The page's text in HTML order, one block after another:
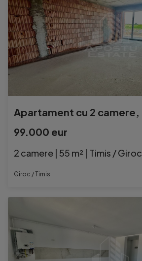
99.000 eur
2 camere | 55 m² | Timis / Giroc
Giroc / Timis